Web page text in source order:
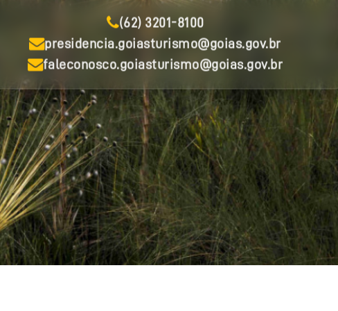
(62) 3201-8100
presidencia.goiasturismo@goias.gov.br
faleconosco.goiasturismo@goias.gov.br